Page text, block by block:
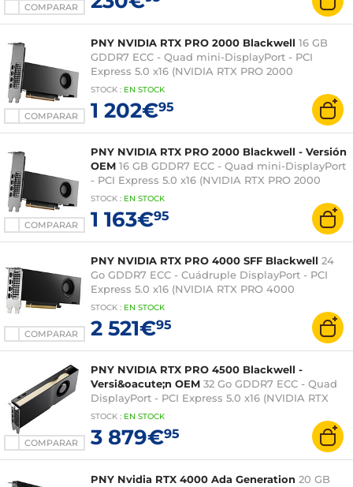
COMPARAR
COMPARAR
PNY NVIDIA RTX PRO 2000 Blackwell 16 GB
GDDR7 ECC - Quad mini-DisplayPort - PCI
Express 5.0 x16 (NVIDIA RTX PRO 2000
Blackwell)
STOCK : EN STOCK
1 202€95
COMPARAR
PNY NVIDIA RTX PRO 2000 Blackwell - Versión
OEM 16 GB GDDR7 ECC - Quad mini-DisplayPort
- PCI Express 5.0 x16 (NVIDIA RTX PRO 2000
Blackwell)
STOCK : EN STOCK
1 163€95
COMPARAR
PNY NVIDIA RTX PRO 4000 SFF Blackwell 24
Go GDDR7 ECC - Cuádruple DisplayPort - PCI
Express 5.0 x16 (NVIDIA RTX PRO 4000
Blackwell)
STOCK : EN STOCK
2 521€95
COMPARAR
PNY NVIDIA RTX PRO 4500 Blackwell -
Versi&oacute;n OEM 32 Go GDDR7 ECC - Quad
DisplayPort - PCI Express 5.0 x16 (NVIDIA RTX
PRO 4500 Blackwell)
STOCK : EN STOCK
3 879€95
PNY Nvidia RTX 4000 Ada Generation 20 GB